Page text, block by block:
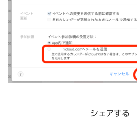
シェアする